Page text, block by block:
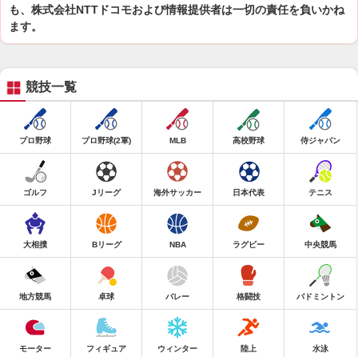
も、株式会社NTTドコモおよび情報提供者は一切の責任を負いかね
ます。
競技一覧
プロ野球 プロ野球(2軍) MLB 高校野球 侍ジャパン
ゴルフ Jリーグ 海外サッカー 日本代表 テニス
大相撲 Bリーグ NBA ラグビー 中央競馬
地方競馬 卓球 バレー 格闘技 バドミントン
モーター フィギュア ウィンター 陸上 水泳